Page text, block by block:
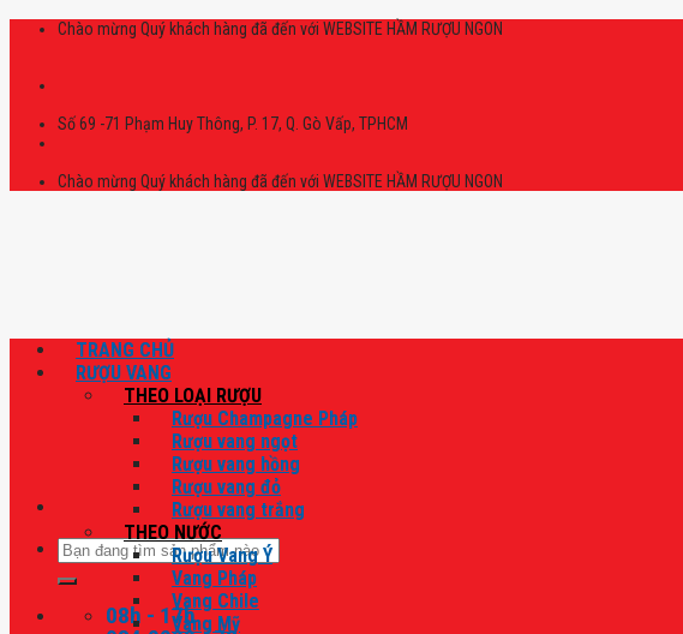
Skip
Chào mừng Quý khách hàng đã đến với WEBSITE HẦM RƯỢU NGON
Số 69 -71 Phạm Huy Thông, P. 17, Q. Gò Vấp, TPHCM
Chào mừng Quý khách hàng đã đến với WEBSITE HẦM RƯỢU NGON
Tìm
kiếm:
08h - 17h
TRANG CHỦ
RƯỢU VANG
THEO LOẠI RƯỢU
Rượu Champagne Pháp
Rượu vang ngọt
Rượu vang hồng
Rượu vang đỏ
Rượu vang trắng
THEO NƯỚC
Rượu Vang Ý
Vang Pháp
Vang Chile
Vang Mỹ